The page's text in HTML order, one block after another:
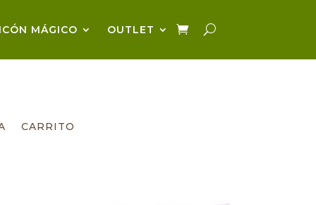
MÁGICO OUTLET
CARRITO